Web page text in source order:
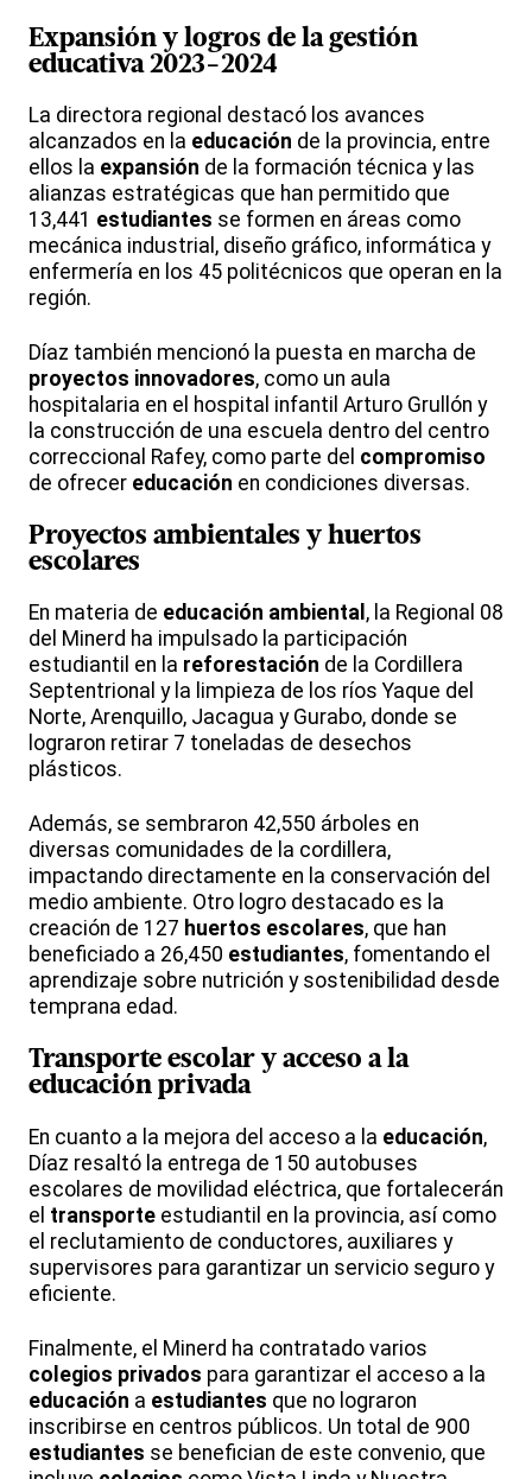
Expansión y logros de la gestión
educativa 2023-2024
La directora regional destacó los avances
alcanzados en la educación de la provincia, entre
ellos la expansión de la formación técnica y las
alianzas estratégicas que han permitido que
13,441 estudiantes se formen en áreas como
mecánica industrial, diseño gráfico, informática y
enfermería en los 45 politécnicos que operan en la
región.
Díaz también mencionó la puesta en marcha de
proyectos innovadores, como un aula
hospitalaria en el hospital infantil Arturo Grullón y
la construcción de una escuela dentro del centro
correccional Rafey, como parte del compromiso
de ofrecer educación en condiciones diversas.
Proyectos ambientales y huertos
escolares
En materia de educación ambiental , la Regional 08
del Minerd ha impulsado la participación
estudiantil en la reforestación de la Cordillera
Septentrional y la limpieza de los ríos Yaque del
Norte, Arenquillo, Jacagua y Gurabo, donde se
lograron retirar 7 toneladas de desechos
plásticos.
Además, se sembraron 42,550 árboles en
diversas comunidades de la cordillera,
impactando directamente en la conservación del
medio ambiente. Otro logro destacado es la
creación de 127 huertos escolares, que han
beneficiado a 26,450 estudiantes, fomentando el
aprendizaje sobre nutrición y sostenibilidad desde
temprana edad.
Transporte escolar y acceso a la
educación privada
En cuanto a la mejora del acceso a la educación,
Díaz resaltó la entrega de 150 autobuses
escolares de movilidad eléctrica, que fortalecerán
el transporte estudiantil en la provincia, así como
el reclutamiento de conductores, auxiliares y
supervisores para garantizar un servicio seguro y
eficiente.
Finalmente, el Minerd ha contratado varios
colegios privados para garantizar el acceso a la
educación a estudiantes que no lograron
inscribirse en centros públicos. Un total de 900
estudiantes se benefician de este convenio, que